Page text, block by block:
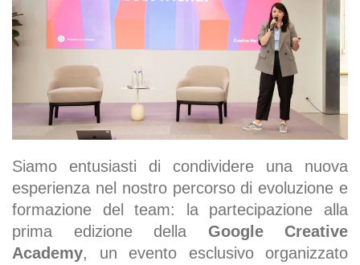
Siamo entusiasti di condividere una nuova
esperienza nel nostro percorso di evoluzione e
formazione del team: la partecipazione alla
prima edizione della Google Creative
Academy, un evento esclusivo organizzato